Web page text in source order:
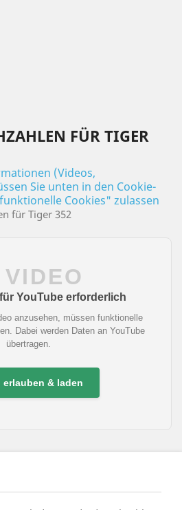
FÜR TIGER
(Videos,
Sie unten in den Cookie-
Cookies" zulassen
für Tiger 352
VIDEO
YouTube erforderlich
anzusehen, müssen funktionelle
Dabei werden Daten an YouTube
übertragen.
erlauben & laden